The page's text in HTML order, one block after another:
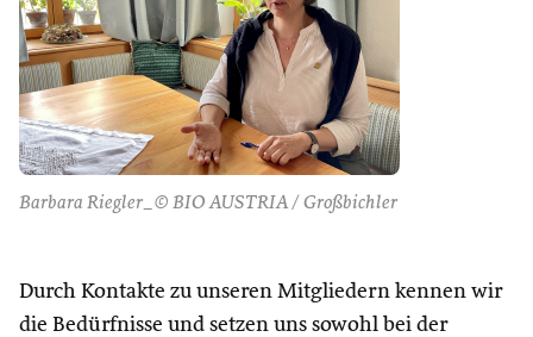
Barbara Riegler_© BIO AUSTRIA / Großbichler
Durch Kontakte zu unseren Mitgliedern kennen wir
die Bedürfnisse und setzen uns sowohl bei der